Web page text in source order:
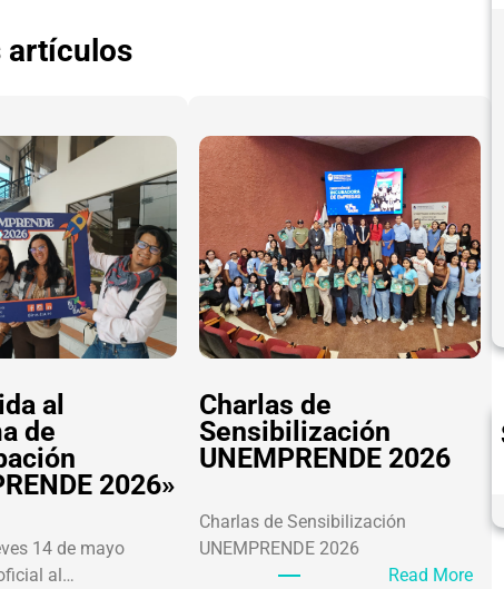
artículos
al
de
2026»
14 de mayo
al…
Charlas de
Sensibilización
UNEMPRENDE 2026
Charlas de Sensibilización
UNEMPRENDE 2026
Read More